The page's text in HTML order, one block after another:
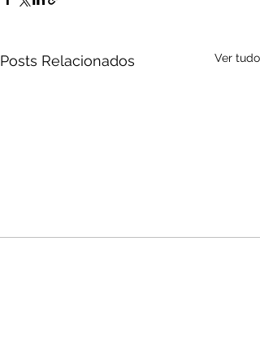
Posts Relacionados Ver tudo